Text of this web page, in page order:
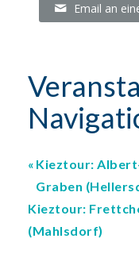
Email an
Kieztour:
Graben
Kieztour:
(Mahlsdorf)